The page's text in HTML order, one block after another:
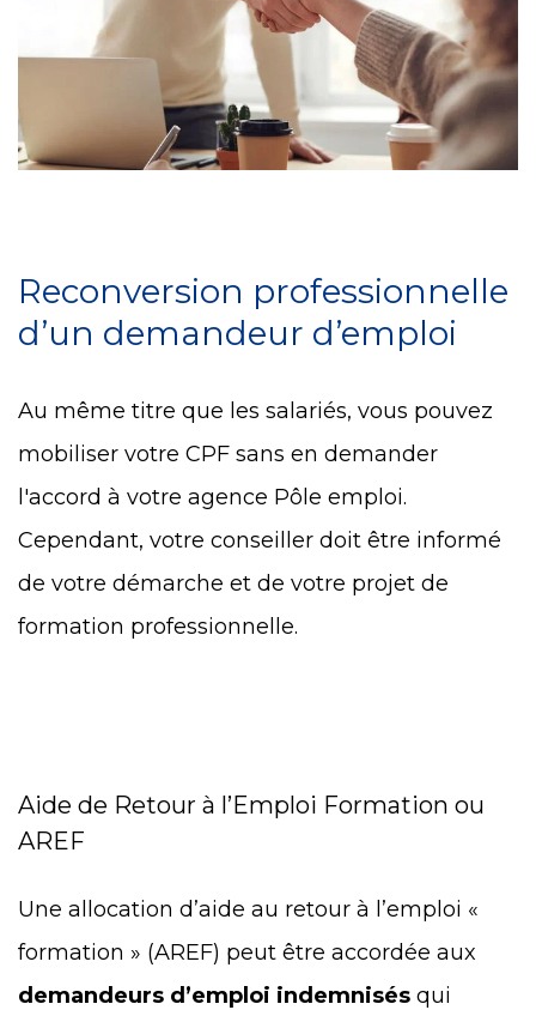
Reconversion professionnelle
d’un demandeur d’emploi
Au même titre que les salariés, vous pouvez
mobiliser votre CPF sans en demander
l'accord à votre agence Pôle emploi.
Cependant, votre conseiller doit être informé
de votre démarche et de votre projet de
formation professionnelle.
Aide de Retour à l’Emploi Formation ou
AREF
Une allocation d’aide au retour à l’emploi «
formation » (AREF) peut être accordée aux
demandeurs d’emploi indemnisés qui